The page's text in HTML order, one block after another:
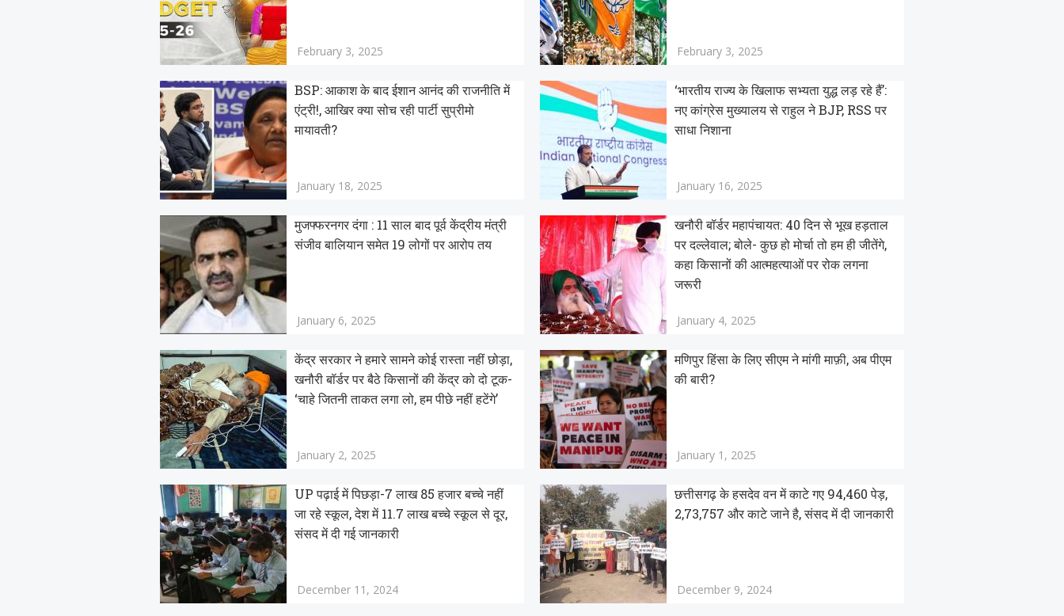
February 3, 2025 February 3, 2025
BSP: आकाश के बाद ईशान आनंद की राजनीति में
एंट्री!, आखिर क्या सोच रही पार्टी सुप्रीमो
मायावती?
January 18, 2025
‘भारतीय राज्य के खिलाफ सभ्यता युद्ध लड़ रहे हैं’:
नए कांग्रेस मुख्यालय से राहुल ने BJP, RSS पर
साधा निशाना
January 16, 2025
मुजफ्फरनगर दंगा : 11 साल बाद पूर्व केंद्रीय मंत्री
संजीव बालियान समेत 19 लोगों पर आरोप तय
January 6, 2025
खनौरी बॉर्डर महापंचायत: 40 दिन से भूख हड़ताल
पर दल्लेवाल; बोले- कुछ हो मोर्चा तो हम ही जीतेंगे,
कहा किसानों की आत्महत्याओं पर रोक लगना
जरूरी
January 4, 2025
केंद्र सरकार ने हमारे सामने कोई रास्ता नहीं छोड़ा,
खनौरी बॉर्डर पर बैठे किसानों की केंद्र को दो टूक-
‘चाहे जितनी ताकत लगा लो, हम पीछे नहीं हटेंगे’
January 2, 2025
मणिपुर हिंसा के लिए सीएम ने मांगी माफ़ी, अब पीएम
की बारी?
January 1, 2025
UP पढ़ाई में पिछड़ा-7 लाख 85 हजार बच्चे नहीं
जा रहे स्कूल, देश में 11.7 लाख बच्चे स्कूल से दूर,
संसद में दी गई जानकारी
December 11, 2024
छत्तीसगढ़ के हसदेव वन में काटे गए 94,460 पेड़,
2,73,757 और काटे जाने है, संसद में दी जानकारी
December 9, 2024